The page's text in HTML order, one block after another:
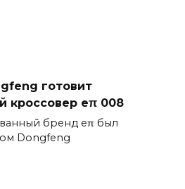
готовит
кроссовер eπ 008
бренд eπ был
Dongfeng